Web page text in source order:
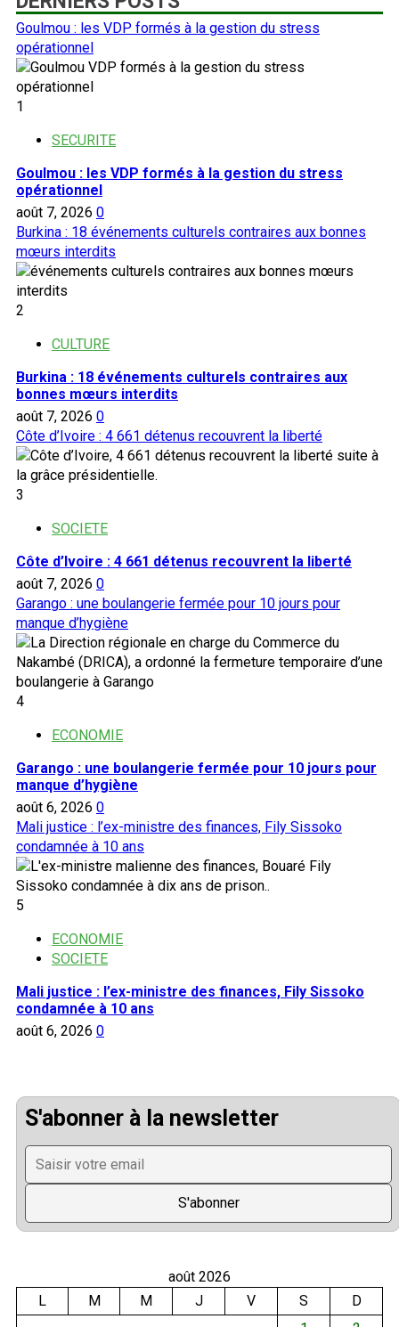
Goulmou : les VDP formés à la gestion du stress
opérationnel
1
SECURITE
Goulmou : les VDP formés à la gestion du stress
opérationnel
août 7, 2026 0
Burkina : 18 événements culturels contraires aux bonnes
mœurs interdits
2
CULTURE
Burkina : 18 événements culturels contraires aux
bonnes mœurs interdits
août 7, 2026 0
Côte d’Ivoire : 4 661 détenus recouvrent la liberté
3
SOCIETE
Côte d’Ivoire : 4 661 détenus recouvrent la liberté
août 7, 2026 0
Garango : une boulangerie fermée pour 10 jours pour
manque d’hygiène
4
ECONOMIE
Garango : une boulangerie fermée pour 10 jours pour
manque d’hygiène
août 6, 2026 0
Mali justice : l’ex-ministre des finances, Fily Sissoko
condamnée à 10 ans
5
ECONOMIE
SOCIETE
Mali justice : l’ex-ministre des finances, Fily Sissoko
condamnée à 10 ans
août 6, 2026 0
S'abonner à la newsletter
août 2026
L
M M J V S
D